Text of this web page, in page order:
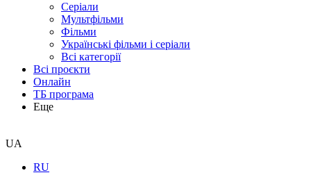
Серіали
Мультфільми
Фільми
Українські фільми і серіали
Всі категорії
Всі проєкти
Онлайн
ТБ програма
Еще
UA
RU